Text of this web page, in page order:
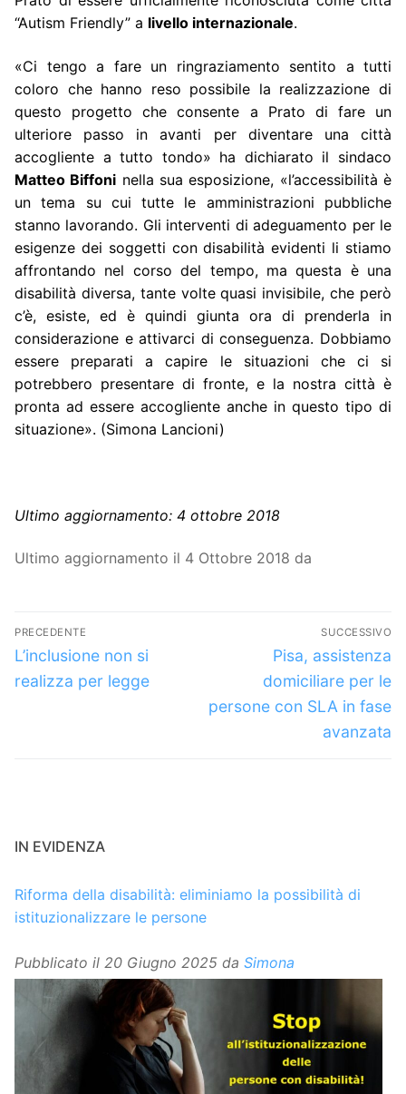
“Autism Friendly” a livello internazionale.
«Ci tengo a fare un ringraziamento sentito a tutti
coloro che hanno reso possibile la realizzazione di
questo progetto che consente a Prato di fare un
ulteriore passo in avanti per diventare una città
accogliente a tutto tondo» ha dichiarato il sindaco
Matteo Biffoni nella sua esposizione, «l’accessibilità è
un tema su cui tutte le amministrazioni pubbliche
stanno lavorando. Gli interventi di adeguamento per le
esigenze dei soggetti con disabilità evidenti li stiamo
affrontando nel corso del tempo, ma questa è una
disabilità diversa, tante volte quasi invisibile, che però
c’è, esiste, ed è quindi giunta ora di prenderla in
considerazione e attivarci di conseguenza. Dobbiamo
essere preparati a capire le situazioni che ci si
potrebbero presentare di fronte, e la nostra città è
pronta ad essere accogliente anche in questo tipo di
situazione». (Simona Lancioni)
Ultimo aggiornamento: 4 ottobre 2018
Ultimo aggiornamento il 4 Ottobre 2018 da
Navigazione
articoli
PRECEDENTE
Articolo
precedente:
L’inclusione non si
realizza per legge
SUCCESSIVO
Articolo
successivo:
Pisa, assistenza
domiciliare per le
persone con SLA in fase
avanzata
IN EVIDENZA
Riforma della disabilità: eliminiamo la possibilità di
istituzionalizzare le persone
Pubblicato il 20 Giugno 2025 da Simona